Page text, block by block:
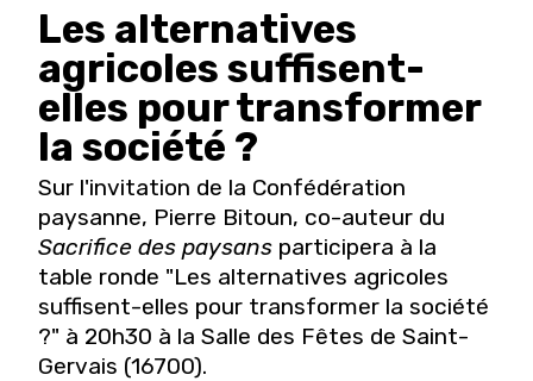
principal
Les alternatives
agricoles suffisent-
elles pour transformer
la société ?
Sur l'invitation de la Confédération
paysanne, Pierre Bitoun, co-auteur du
Sacrifice des paysans participera à la
table ronde "Les alternatives agricoles
suffisent-elles pour transformer la société
?" à 20h30 à la Salle des Fêtes de Saint-
Gervais (16700).